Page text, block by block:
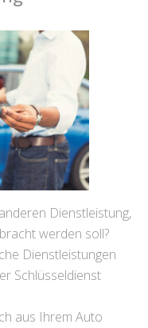
Dienstleistung,
werden soll?
Dienstleistungen
Schlüsseldienst
aus Ihrem Auto